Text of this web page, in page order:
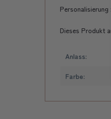
Dieses Produkt
Anlass:
Farbe: